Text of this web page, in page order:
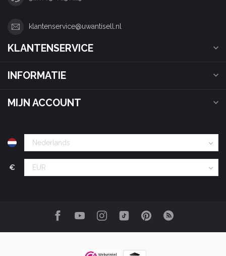
klantenservice@uwantisell.nl
KLANTENSERVICE
INFORMATIE
MIJN ACCOUNT
€